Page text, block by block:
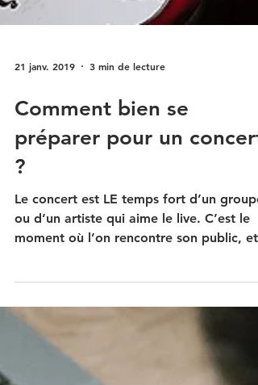
21 janv. 2019 3 min de lecture
Comment bien se
préparer pour un concert
?
Le concert est LE temps fort d’un groupe
ou d’un artiste qui aime le live. C’est le